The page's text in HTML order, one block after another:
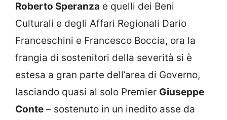
Roberto Speranza e quelli dei Beni
Culturali e degli Affari Regionali Dario
Franceschini e Francesco Boccia, ora la
frangia di sostenitori della severità si è
estesa a gran parte dell’area di Governo,
lasciando quasi al solo Premier Giuseppe
Conte – sostenuto in un inedito asse da